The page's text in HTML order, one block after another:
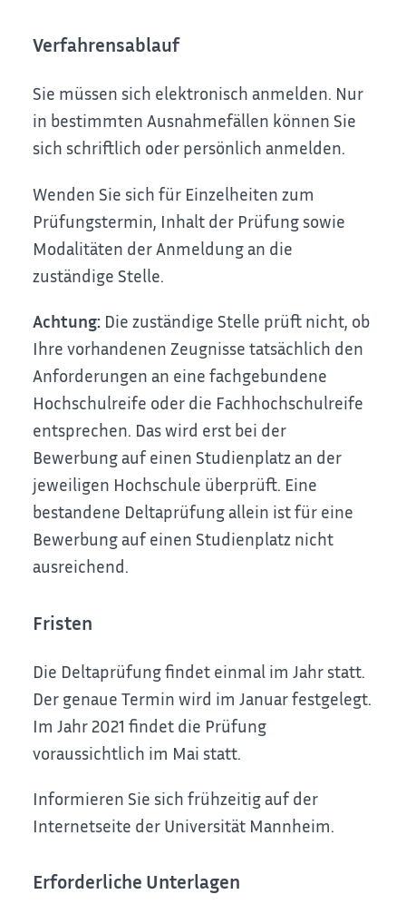
Verfahrensablauf
Sie müssen sich elektronisch anmelden. Nur
in bestimmten Ausnahmefällen können Sie
sich schriftlich oder persönlich anmelden.
Wenden Sie sich für Einzelheiten zum
Prüfungstermin, Inhalt der Prüfung sowie
Modalitäten der Anmeldung an die
zuständige Stelle.
Achtung: Die zuständige Stelle prüft nicht, ob
Ihre vorhandenen Zeugnisse tatsächlich den
Anforderungen an eine fachgebundene
Hochschulreife oder die Fachhochschulreife
entsprechen. Das wird erst bei der
Bewerbung auf einen Studienplatz an der
jeweiligen Hochschule überprüft. Eine
bestandene Deltaprüfung allein ist für eine
Bewerbung auf einen Studienplatz nicht
ausreichend.
Fristen
Die Deltaprüfung findet einmal im Jahr statt.
Der genaue Termin wird im Januar festgelegt.
Im Jahr 2021 findet die Prüfung
voraussichtlich im Mai statt.
Informieren Sie sich frühzeitig auf der
Internetseite der Universität Mannheim.
Erforderliche Unterlagen